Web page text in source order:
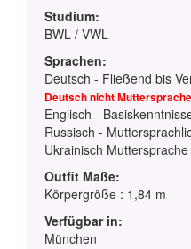
Studium:
BWL / VWL
Sprachen:
Deutsch - Fließend bis
Deutsch nicht Muttersprache
Englisch -
Russisch -
Ukrainisch Muttersprache
Outfit Maße:
Körpergröße : 1,84 m
Verfügbar in:
München